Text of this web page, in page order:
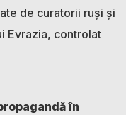
de curatorii ruși și
Evrazia, controlat
în